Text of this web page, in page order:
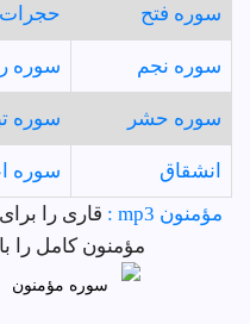
سوره فتح حجرات
سوره نجم سوره
سوره حشر سوره
انشقاق سوره
مؤمنون mp3 :
قاری را
مؤمنون کامل را با